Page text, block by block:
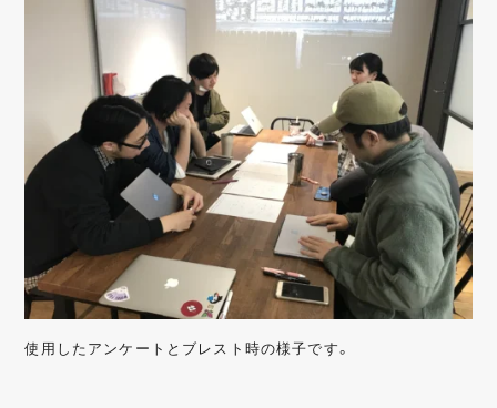
使用したアンケートとブレスト時の様子です。